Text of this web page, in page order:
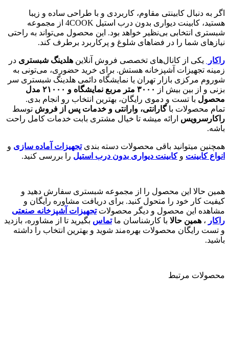
اگر به دنبال کابینتی مقاوم، کاربردی و با طراحی ساده و زیبا
هستید، کابینت دیواری بدون درب استیل 4COOK از مجموعه
شبستری انتخابی بی‌نظیر خواهد بود. این محصول می‌تواند به راحتی
نیازهای شما را در فضاهای شلوغ و پرکاربرد برطرف کند.
راکار یکی از کانال‌های تخصصی فروش آنلاین هلدینگ شبستری در
زمینه تجهیزات آشپزخانه هستش. برای خرید حضوری، می‌تونی به
شوروم مرکزی بازار تهران یا نمایشگاه دائمی هلدینگ شبستری سر
بزنی و از بین بیش از
۳۰۰۰ متر مربع نمایشگاه و ۲۱۰۰۰ مدل
محصول با تست و دموی رایگان، بهترین انتخاب رو انجام بدی.
تمام محصولات باگارانتی، وارانتی و خدمات پس از فروش توسط
راکارسرویس ارائه میشه تا خیال مشتری بابت خدمات کامل راحت
باشه.
همچنین میتوانید باقی محصولات دسته بندیتجهیزات آماده سازی و
انواع کابینت وکابینت دیواری بدون درب استیل را بررسی کنید.
همین حالا این محصول را از مجموعه شبستری سفارش دهید و
کیفیت کار خود را متحول کنید. برای دریافت مشاوره رایگان و
مشاهده این محصول و دیگر محصولاتتجهیزات آشپزخانه صنعتی
راکار ، همین حالا با کارشناسان ماتماس بگیرید تا از مشاوره، بازدید
و تست رایگان محصولات بهره‌مند شوید و بهترین انتخاب را داشته
باشید.
محصولات مرتبط